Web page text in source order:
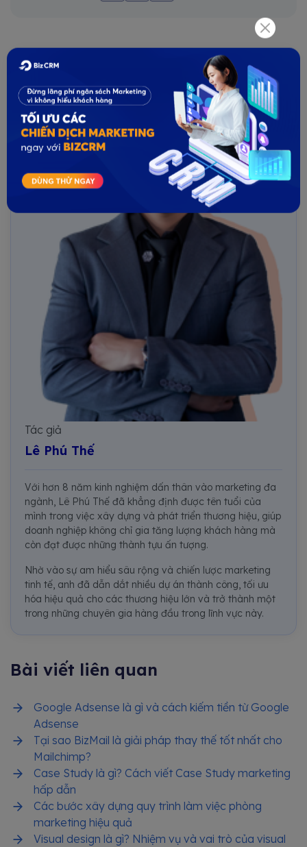
Tác giả
Lê Phú Thế
Với hơn 8 năm kinh nghiệm dấn thân vào marketing đa
ngành, Lê Phú Thế đã khẳng định được tên tuổi của
mình trong việc xây dựng và phát triển thương hiệu, giúp
doanh nghiệp không chỉ gia tăng lượng khách hàng mà
còn đạt được những thành tựu ấn tượng.
Nhờ vào sự am hiểu sâu rộng và chiến lược marketing
tinh tế, anh đã dẫn dắt nhiều dự án thành công, tối ưu
hóa hiệu quả cho các thương hiệu lớn và trở thành một
trong những chuyên gia hàng đầu trong lĩnh vực này.
Bài viết liên quan
Google Adsense là gì và cách kiếm tiền từ Google
Adsense
Tại sao BizMail là giải pháp thay thế tốt nhất cho
Mailchimp?
Case Study là gì? Cách viết Case Study marketing
hấp dẫn
Các bước xây dựng quy trình làm việc phòng
marketing hiệu quả
Visual design là gì? Nhiệm vụ và vai trò của visual